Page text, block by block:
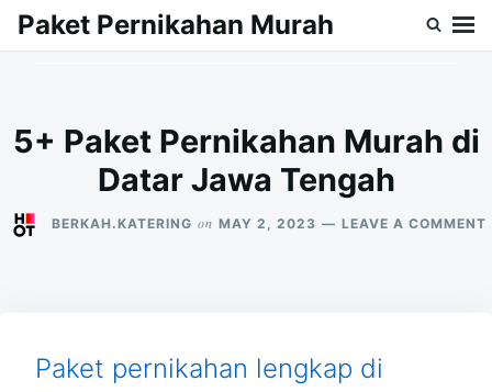
SkipSearch
Paket Pernikahan Murah
5+ Paket Pernikahan Murah di
Datar Jawa Tengah
BERKAH.KATERING on MAY 2, 2023 LEAVE A COMMENT
Paket pernikahan lengkap di